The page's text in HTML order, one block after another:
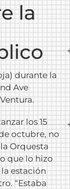
la
durante la
Ave
los 15
octubre, no
Orquesta
que lo hizo
estación
“Estaba